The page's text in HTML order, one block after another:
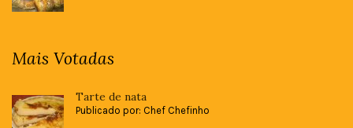
Mais Votadas
Tarte de nata
Publicado por: Chef Chefinho